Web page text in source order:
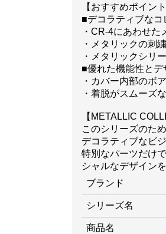
【おすすめポイント
■デコラティブな
・CR-4にあわせた
・メタリックの刺
・メタリックシリ
■優れた機能性とデ
・カバー内部のボ
・着脱がスムーズ
【METALLIC
このシリーズのた
デコラティブなビ
特別なパーツだけ
シャルなデザイン
ブランド
シリーズ名
商品名